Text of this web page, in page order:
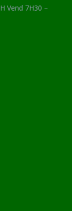
Vend 7H30 –